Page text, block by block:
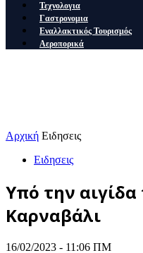
Τεχνολογια
Γαστρονομια
Εναλλακτικός Τουρισμός
Αεροπορικά
Αρχική Ειδησεις
Ειδησεις
Υπό την
Καρναβάλι
16/02/2023 - 11:06 ΠΜ